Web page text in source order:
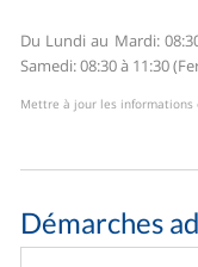
Du Lundi au Mardi:
Samedi: 08:30 à 11:30
Mettre à jour les informations
Démarches